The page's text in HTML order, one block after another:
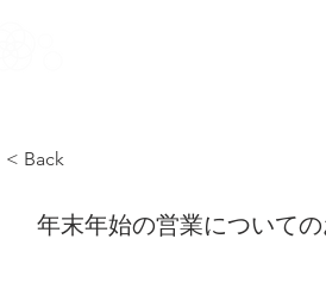
< Back
年末年始の営業について